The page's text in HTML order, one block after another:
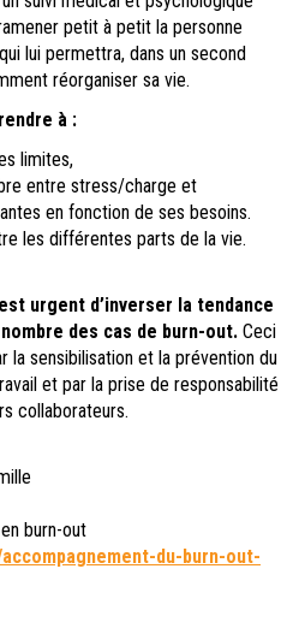
petit à petit la personne
lui permettra, dans un second
réorganiser sa vie.
à :
limites,
entre stress/charge et
en fonction de ses besoins.
les différentes parts de la vie.
urgent d’inverser la tendance
des cas de burn-out. Ceci
sensibilisation et la prévention du
et par la prise de responsabilité
collaborateurs.
burn-out
du-burn-out-